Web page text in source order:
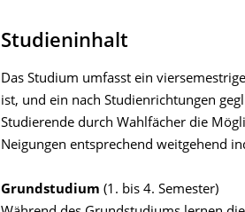
Studieninhalt
Das Studium umfasst ein
ist, und ein nach Studienrichtungen
Studierende durch Wahlfächer die
Neigungen entsprechend weitgehend
Grundstudium (1. bis 4. Semester)